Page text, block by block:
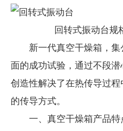
回转式振动台规
新一代真空干燥箱，集
面的成功试验，通过不段
创造性解决了在热传导过程
的传导方式。
一、真空干燥箱产品特